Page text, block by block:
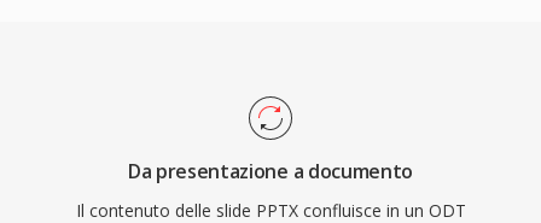
Da presentazione a documento
Il contenuto delle slide PPTX confluisce in un ODT